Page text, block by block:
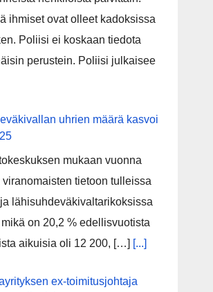
ihmiset ovat olleet kadoksissa
Poliisi ei koskaan tiedota
perustein. Poliisi julkaisee
uhrien määrä kasvoi
mukaan vuonna
viranomaisten tietoon tulleissa
lähisuhdeväkivaltarikoksissa
on 20,2 % edellisvuotista
aikuisia oli 12 200, […] [...]
ex-toimitusjohtaja